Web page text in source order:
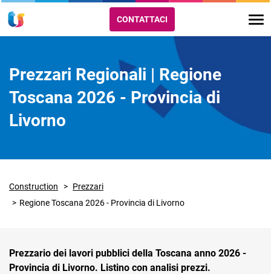
CONTATTACI
Prezzari Regionali | Regione
Toscana 2026 - Provincia di
Livorno
Construction
Prezzari
Regione Toscana 2026 - Provincia di Livorno
Prezzario dei lavori pubblici della Toscana anno 2026 -
Provincia di Livorno. Listino con analisi prezzi.